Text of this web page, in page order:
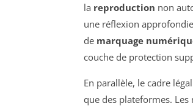
la reproduction non
une réflexion
de marquage
couche de protection
En parallèle, le cadre
que des plateformes.